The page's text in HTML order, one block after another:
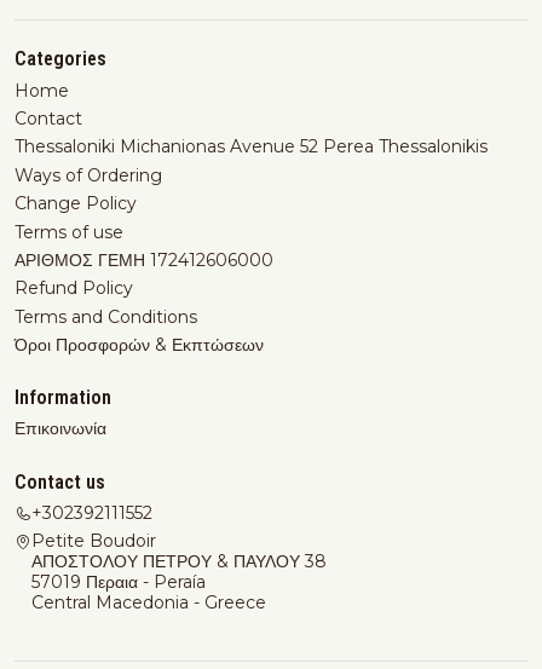
Categories
Home
Contact
Thessaloniki Michanionas Avenue 52 Perea Thessalonikis
Ways of Ordering
Change Policy
Terms of use
ΑΡΙΘΜΟΣ ΓΕΜΗ 172412606000
Refund Policy
Terms and Conditions
Όροι Προσφορών & Εκπτώσεων
Information
Επικοινωνία
Contact us
+302392111552
Petite Boudoir
ΑΠΟΣΤΟΛΟΥ ΠΕΤΡΟΥ & ΠΑΥΛΟΥ 38
57019 Περαια - Peraía
Central Macedonia - Greece